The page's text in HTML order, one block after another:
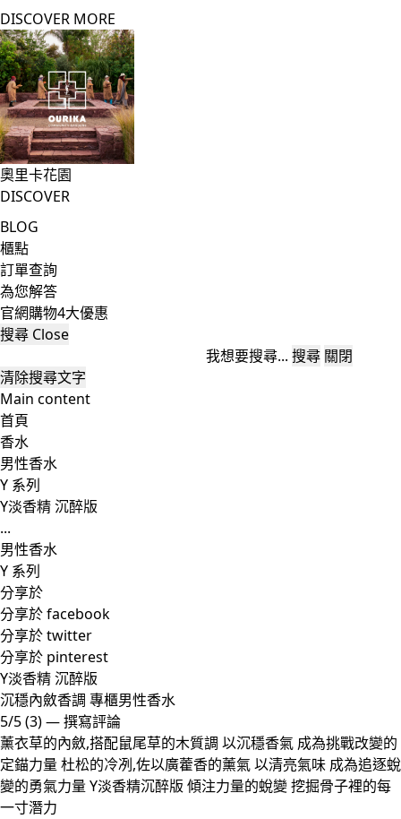
DISCOVER MORE
奧里卡花園
DISCOVER
BLOG
櫃點
訂單查詢
為您解答
官網購物4大優惠
搜尋 Close
我想要搜尋... 搜尋 關閉
清除搜尋文字
Main content
首頁
香水
男性香水
Y 系列
Y淡香精 沉醉版
...
男性香水
Y 系列
分享於
分享於 facebook
分享於 twitter
分享於 pinterest
Y淡香精 沉醉版
沉穩內斂香調 專櫃男性香水
5/5(3)—撰寫評論
薰衣草的內斂,搭配鼠尾草的木質調 以沉穩香氣 成為挑戰改變的
定錨力量 杜松的冷冽,佐以廣藿香的薰氣 以清亮氣味 成為追逐蛻
變的勇氣力量 Y淡香精沉醉版 傾注力量的蛻變 挖掘骨子裡的每
一寸潛力